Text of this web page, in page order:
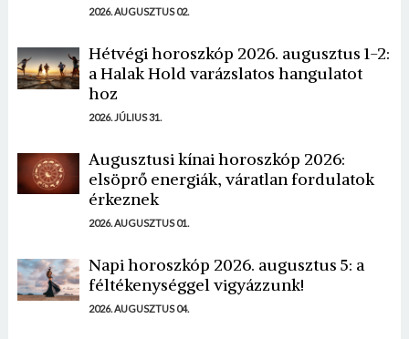
2026. AUGUSZTUS 02.
Hétvégi horoszkóp 2026. augusztus 1-2:
a Halak Hold varázslatos hangulatot
hoz
2026. JÚLIUS 31.
Augusztusi kínai horoszkóp 2026:
elsöprő energiák, váratlan fordulatok
érkeznek
2026. AUGUSZTUS 01.
Napi horoszkóp 2026. augusztus 5: a
féltékenységgel vigyázzunk!
2026. AUGUSZTUS 04.